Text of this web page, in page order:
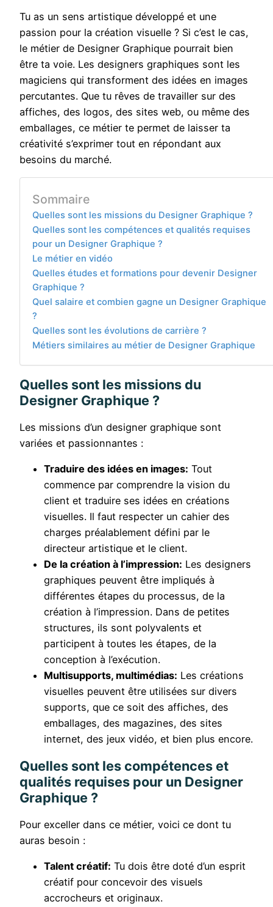
Tu as un sens artistique développé et une
passion pour la création visuelle ? Si c’est le cas,
le métier de Designer Graphique pourrait bien
être ta voie. Les designers graphiques sont les
magiciens qui transforment des idées en images
percutantes. Que tu rêves de travailler sur des
affiches, des logos, des sites web, ou même des
emballages, ce métier te permet de laisser ta
créativité s’exprimer tout en répondant aux
besoins du marché.
Sommaire
Quelles sont les missions du Designer Graphique ?
Quelles sont les compétences et qualités requises
pour un Designer Graphique ?
Le métier en vidéo
Quelles études et formations pour devenir Designer
Graphique ?
Quel salaire et combien gagne un Designer Graphique
?
Quelles sont les évolutions de carrière ?
Métiers similaires au métier de Designer Graphique
Quelles sont les missions du
Designer Graphique ?
Les missions d’un designer graphique sont
variées et passionnantes :
Traduire des idées en images: Tout
commence par comprendre la vision du
client et traduire ses idées en créations
visuelles. Il faut respecter un cahier des
charges préalablement défini par le
directeur artistique et le client.
De la création à l’impression: Les designers
graphiques peuvent être impliqués à
différentes étapes du processus, de la
création à l’impression. Dans de petites
structures, ils sont polyvalents et
participent à toutes les étapes, de la
conception à l’exécution.
Multisupports, multimédias: Les créations
visuelles peuvent être utilisées sur divers
supports, que ce soit des affiches, des
emballages, des magazines, des sites
internet, des jeux vidéo, et bien plus encore.
Quelles sont les compétences et
qualités requises pour un Designer
Graphique ?
Pour exceller dans ce métier, voici ce dont tu
auras besoin :
Talent créatif: Tu dois être doté d’un esprit
créatif pour concevoir des visuels
accrocheurs et originaux.